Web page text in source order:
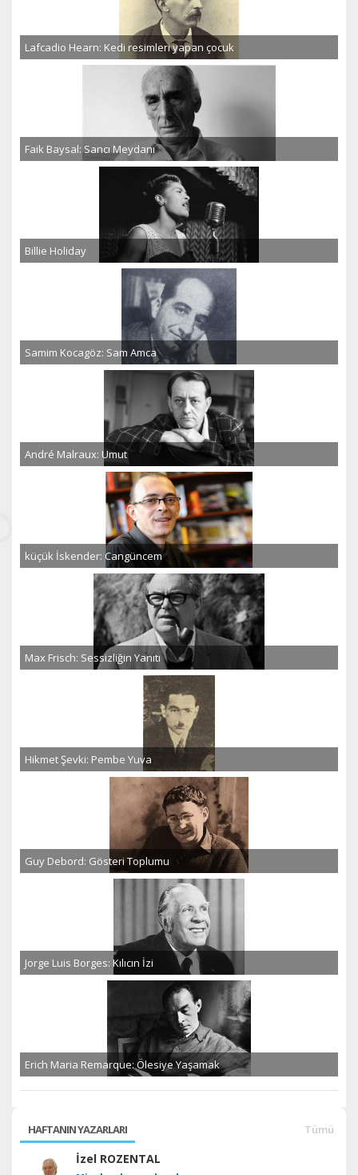
Lafcadio Hearn: Kedi resimleri yapan çocuk
Faik Baysal: Sancı Meydanı
Billie Holiday
Samim Kocagöz: Sam Amca
André Malraux: Umut
küçük İskender: Cangüncem
Max Frisch: Sessizliğin Yanıtı
Hikmet Şevki: Pembe Yuva
Guy Debord: Gösteri Toplumu
Jorge Luis Borges: Kılıcın İzi
Erich Maria Remarque: Ölesiye Yaşamak
HAFTANIN YAZARLARI Tümü
İzel ROZENTAL